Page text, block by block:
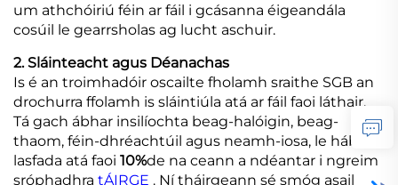
um athchóiriú féin ar fáil i gcásanna éigeandála
cosúil le gearrsholas ag lucht aschuir.
2. Sláinteacht agus Déanachas
Is é an troimhadóir oscailte fholamh sraithe SGB an
drochurra ffolamh is sláintiúla atá ar fáil faoi láthair.
Tá gach ábhar insilíochta beag-halóigin, beag-
thaom, féin-dhréachtúil agus neamh-iosa, le hábhair
lasfada atá faoi 10%de na ceann a ndéantar i ngreim
sróphadhra tÁIRGE . Ní tháirgeann sé smóg asail